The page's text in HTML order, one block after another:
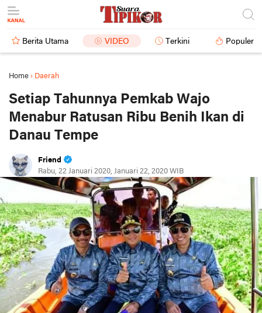
Berita Utama VIDEO Terkini Populer
Home › Daerah
Setiap Tahunnya Pemkab Wajo
Menabur Ratusan Ribu Benih Ikan di
Danau Tempe
Friend
Rabu, 22 Januari 2020, Januari 22, 2020 WIB